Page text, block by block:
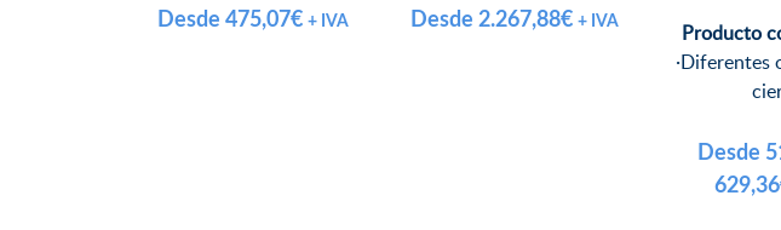
Desde475,07€ + IVA Desde2.267,88€ + IVA
Producto
·Diferentes
Desde
629,36